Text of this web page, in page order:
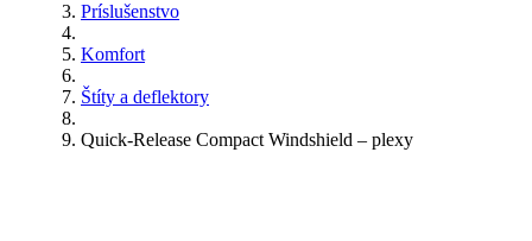
Príslušenstvo
Komfort
Štíty a deflektory
Quick-Release Compact Windshield – plexy